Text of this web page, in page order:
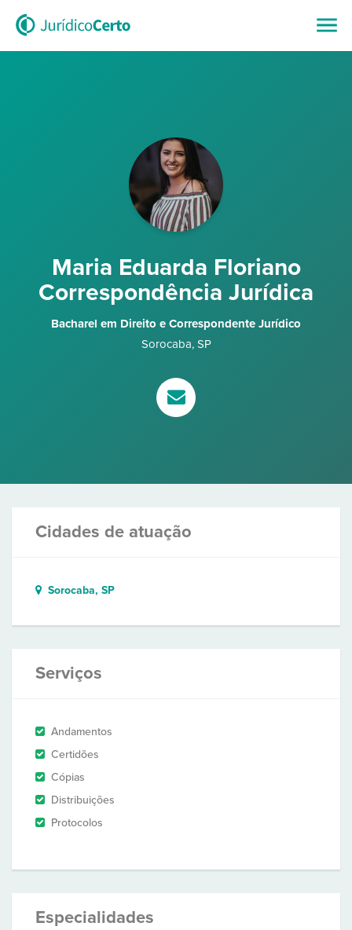
Maria Eduarda Floriano
Correspondência Jurídica
Bacharel em Direito e Correspondente Jurídico
Sorocaba, SP
Cidades de atuação
Sorocaba, SP
Serviços
Andamentos
Certidões
Cópias
Distribuições
Protocolos
Especialidades